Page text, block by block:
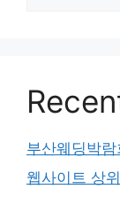
부산웨딩박
웹사이트 상